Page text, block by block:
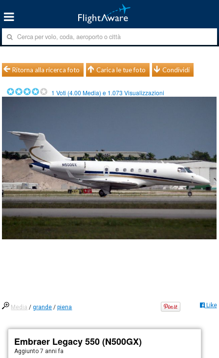
Ritorna alla ricerca foto Carica le tue foto Condividi
1 Voti (4.00 Media) e 1.073 Visualizzazioni
Media /grande /piena Like
Embraer Legacy 550 (N500GX)
Aggiunto7 anni fa